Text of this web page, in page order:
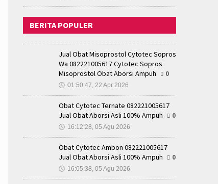
BERITA POPULER
Jual Obat Misoprostol Cytotec Sopros
Wa 082221005617 Cytotec Sopros
Misoprostol Obat Aborsi Ampuh
0
🕔 01:50:47, 22 Apr 2026
Obat Cytotec Ternate 082221005617
Jual Obat Aborsi Asli 100% Ampuh
0
🕔 16:12:28, 05 Agu 2026
Obat Cytotec Ambon 082221005617
Jual Obat Aborsi Asli 100% Ampuh
0
🕔 16:05:38, 05 Agu 2026